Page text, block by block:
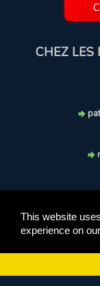
This website
experience on
CHEZ LES
Ce site est